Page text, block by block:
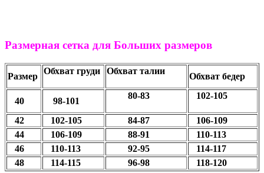
Размерная сетка для Больших размеров
Размер
Обхват груди Обхват талии
Обхват бедер
40 98-101
80-83 102-105
42 102-105 84-87
106-109
44
106-109 88-91
110-113
46
110-113 92-95
114-117
48
114-115 96-98 118-120